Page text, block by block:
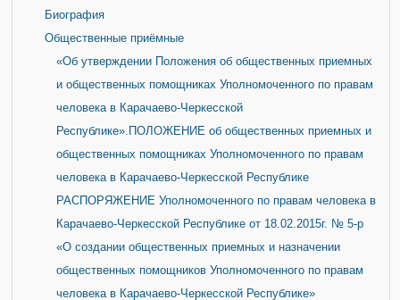
Биография
Общественные приёмные
«Об утверждении Положения об общественных приемных
и общественных помощниках Уполномоченного по правам
человека в Карачаево-Черкесской
Республике».ПОЛОЖЕНИЕ об общественных приемных и
общественных помощниках Уполномоченного по правам
человека в Карачаево-Черкесской Республике
РАСПОРЯЖЕНИЕ Уполномоченного по правам человека в
Карачаево-Черкесской Республике от 18.02.2015г. № 5-р
«О создании общественных приемных и назначении
общественных помощников Уполномоченного по правам
человека в Карачаево-Черкесской Республике»